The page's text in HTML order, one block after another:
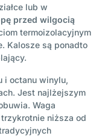
lub w
przed wilgocią
termoizolacyjnym
Kalosze są ponadto
i octanu winylu,
Jest najlżejszym
Waga
niższa od